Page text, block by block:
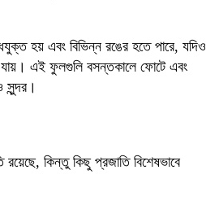
হয় এবং বিভিন্ন রঙের হতে পারে, যদিও
যায়। এই ফুলগুলি বসন্তকালে ফোটে এবং
কিন্তু কিছু প্রজাতি বিশেষভাবে